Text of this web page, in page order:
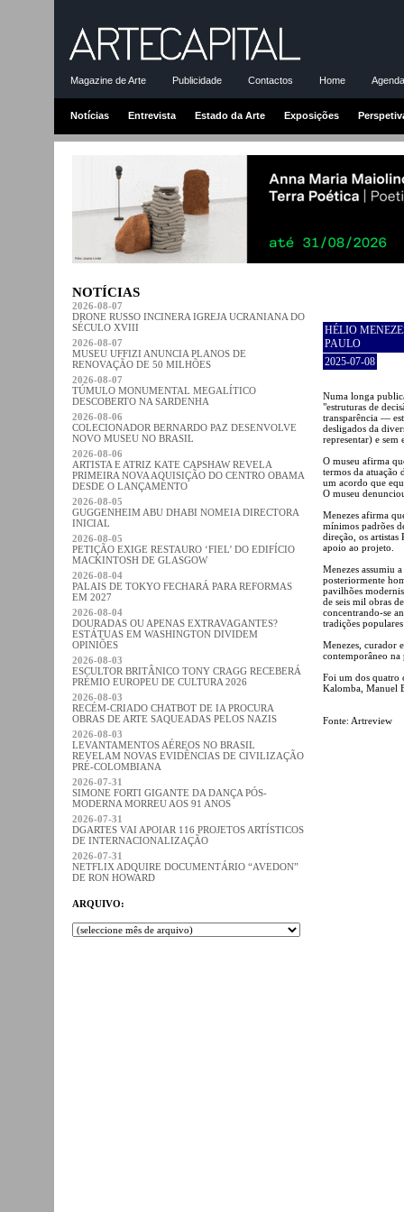
Magazine de Arte Publicidade Contactos Home
Notícias Entrevista Estado da Arte Exposições
NOTÍCIAS
2026-08-07
DRONE RUSSO INCINERA IGREJA UCRANIANA DO
SÉCULO XVIII
2026-08-07
MUSEU UFFIZI ANUNCIA PLANOS DE
RENOVAÇÃO DE 50 MILHÕES
2026-08-07
TÚMULO MONUMENTAL MEGALÍTICO
DESCOBERTO NA SARDENHA
2026-08-06
COLECIONADOR BERNARDO PAZ DESENVOLVE
NOVO MUSEU NO BRASIL
2026-08-06
ARTISTA E ATRIZ KATE CAPSHAW REVELA
PRIMEIRA NOVA AQUISIÇÃO DO CENTRO OBAMA
DESDE O LANÇAMENTO
2026-08-05
GUGGENHEIM ABU DHABI NOMEIA DIRECTORA
INICIAL
2026-08-05
PETIÇÃO EXIGE RESTAURO ‘FIEL’ DO EDIFÍCIO
MACKINTOSH DE GLASGOW
2026-08-04
PALAIS DE TOKYO FECHARÁ PARA REFORMAS
EM 2027
2026-08-04
DOURADAS OU APENAS EXTRAVAGANTES?
ESTÁTUAS EM WASHINGTON DIVIDEM
OPINIÕES
2026-08-03
ESCULTOR BRITÂNICO TONY CRAGG RECEBERÁ
PRÉMIO EUROPEU DE CULTURA 2026
2026-08-03
RECÉM-CRIADO CHATBOT DE IA PROCURA
OBRAS DE ARTE SAQUEADAS PELOS NAZIS
2026-08-03
LEVANTAMENTOS AÉREOS NO BRASIL
REVELAM NOVAS EVIDÊNCIAS DE CIVILIZAÇÃO
PRÉ-COLOMBIANA
2026-07-31
SIMONE FORTI GIGANTE DA DANÇA PÓS-
MODERNA MORREU AOS 91 ANOS
2026-07-31
DGARTES VAI APOIAR 116 PROJETOS ARTÍSTICOS
DE INTERNACIONALIZAÇÃO
2026-07-31
NETFLIX ADQUIRE DOCUMENTÁRIO “AVEDON”
DE RON HOWARD
ARQUIVO:
HÉLIO
PAULO
2025-07-08
Numa longa
"estruturas de
transparência —
desligados da
representar) e
O museu afirma
termos da atuação
um acordo que
O museu
Menezes afirma
mínimos padrões
direção, os artistas
apoio ao projeto.
Menezes assumiu
posteriormente
pavilhões
de seis mil obras
concentrando-se
tradições
Menezes, curador
contemporâneo na
Foi um dos quatro
Kalomba, Manuel
Fonte: Artreview